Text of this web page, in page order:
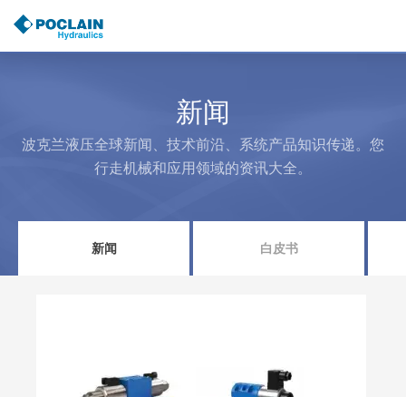
转
主
新闻
波克兰液压全球新闻、技术前沿、系统产品知识传递。您
行走机械和应用领域的资讯大全。
新闻 白皮书